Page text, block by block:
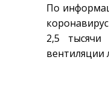
По
2,5 тысячи
вентиляции